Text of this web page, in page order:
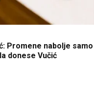
Promene nabolje samo
donese Vučić